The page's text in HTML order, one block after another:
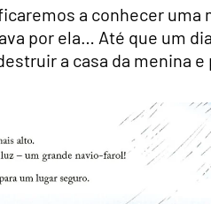
a conhecer uma
por ela… Até que um
a casa da menina e